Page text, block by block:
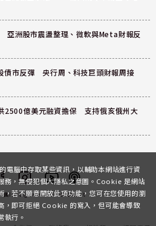
亞洲股市震盪整理、微軟與Meta財報反
債市反彈 央行周、科技巨頭財報周接
2500億美元融資擔保 支持俄亥俄州大
團InstagramYoutubePodcast
腦中存取某些資訊，以輔助本網站進行資
務，無侵犯個人隱私之意圖。Cookie 是網站
，若不願意開放此項功能，您可在您使用的瀏
，即可拒絕 Cookie 的寫入，但可能會導致
執行。